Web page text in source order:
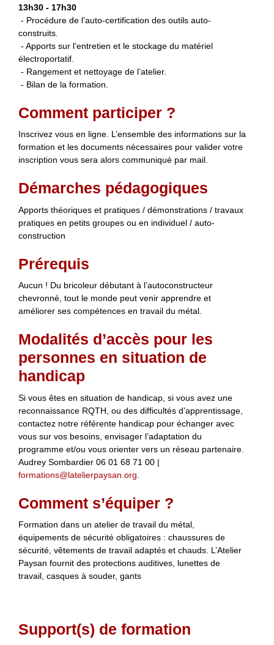
13h30 - 17h30
- Procédure de l’auto-certification des outils auto-
construits.
- Apports sur l’entretien et le stockage du matériel
électroportatif.
- Rangement et nettoyage de l’atelier.
- Bilan de la formation.
Comment participer ?
Inscrivez vous en ligne. L’ensemble des informations sur la
formation et les documents nécessaires pour valider votre
inscription vous sera alors communiqué par mail.
Démarches pédagogiques
Apports théoriques et pratiques / démonstrations / travaux
pratiques en petits groupes ou en individuel / auto-
construction
Prérequis
Aucun ! Du bricoleur débutant à l’autoconstructeur
chevronné, tout le monde peut venir apprendre et
améliorer ses compétences en travail du métal.
Modalités d’accès pour les
personnes en situation de
handicap
Si vous êtes en situation de handicap, si vous avez une
reconnaissance RQTH, ou des difficultés d’apprentissage,
contactez notre référente handicap pour échanger avec
vous sur vos besoins, envisager l’adaptation du
programme et/ou vous orienter vers un réseau partenaire.
Audrey Sombardier 06 01 68 71 00 |
formations@latelierpaysan.org
Comment s’équiper ?
Formation dans un atelier de travail du métal,
équipements de sécurité obligatoires : chaussures de
sécurité, vêtements de travail adaptés et chauds. L’Atelier
Paysan fournit des protections auditives, lunettes de
travail, casques à souder, gants
Support(s) de formation